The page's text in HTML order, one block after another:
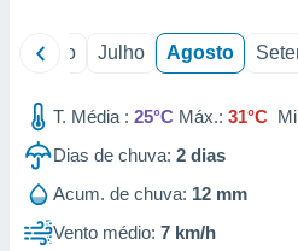
Junho Julho Agosto
T. Média : 25°C Máx.: 31°C
Dias de chuva: 2 dias
Acum. de chuva: 12 mm
Vento médio: 7 km/h